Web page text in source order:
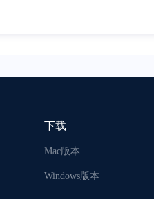
下载
Mac版本
Windows版本